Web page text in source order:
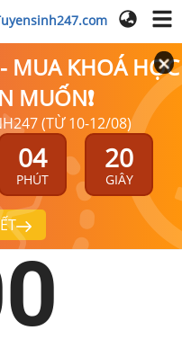
MUA KHOÁ HỌC
MUỐN❗
(TỪ 10-12/08)
04
PHÚT
20
GIÂY